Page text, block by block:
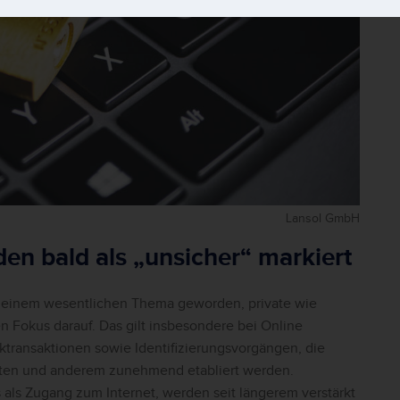
Lansol GmbH
bald als „unsicher“ markiert
wesentlichen Thema geworden, private wie
darauf. Das gilt insbesondere bei Online
sowie Identifizierungsvorgängen, die
und anderem zunehmend etabliert werden.
Zugang zum Internet, werden seit längerem verstärkt